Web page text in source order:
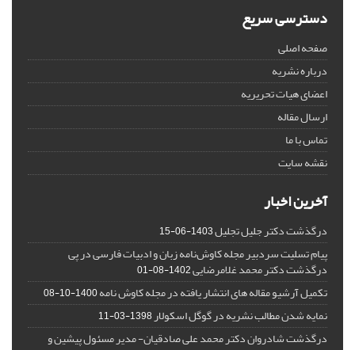
دسترسی سریع
صفحه اصلی
درباره نشریه
اعضای هیات تحریریه
ارسال مقاله
تماس با ما
نقشه سایت
آخرین اخبار
درگذشت دکتر جلیل تجلیل1403-06-15
پیام تسلیت سردبیر مجله کاوش‌نامه زبان و ادبیات فارسی در پی
درگذشت دکتر محمد غلامرضایی1402-08-01
تکمیل آرشیو مقاله های انتشار یافته در مجله کاوش نامه1400-10-08
نمایه شدن مطالب نشریه در گوگل اسکولار1398-03-11
درگذشت شادروان دکتر محمد علی صادقیان- مدیر مسئول پیشین و